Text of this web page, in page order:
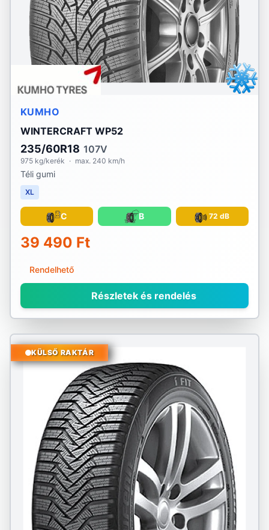
KUMHO
WINTERCRAFT WP52
235/60R18 107V
975 kg/kerék · max. 240 km/h
Téli gumi
XL
C B 72 dB
39 490 Ft
Rendelhető
Részletek és rendelés
KÜLSŐ RAKTÁR